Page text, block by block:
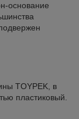
основание
TOYPEK, в
пластиковый.